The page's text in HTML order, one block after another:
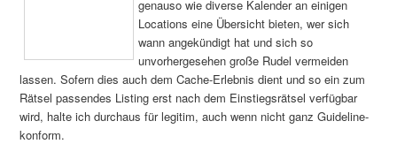
genauso wie diverse Kalender an einigen
Locations eine Übersicht bieten, wer sich
wann angekündigt hat und sich so
unvorhergesehen große Rudel vermeiden
lassen. Sofern dies auch dem Cache-Erlebnis dient und so ein zum
Rätsel passendes Listing erst nach dem Einstiegsrätsel verfügbar
wird, halte ich durchaus für legitim, auch wenn nicht ganz Guideline-
konform.